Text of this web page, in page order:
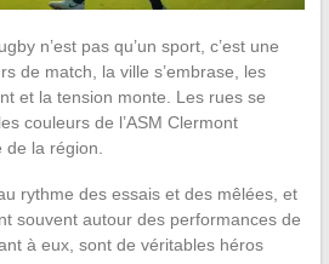
n’est pas qu’un sport, c’est une
de match, la ville s’embrase, les
et la tension monte. Les rues se
couleurs de l’ASM Clermont
de la région.
rythme des essais et des mêlées, et
souvent autour des performances de
à eux, sont de véritables héros